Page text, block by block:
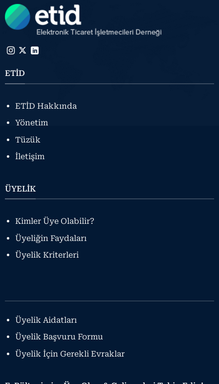
ETİD
ETİD Hakkında
Yönetim
Tüzük
İletişim
ÜYELİK
Kimler Üye Olabilir?
Üyeliğin Faydaları
Üyelik Kriterleri
Üyelik Aidatları
Üyelik Başvuru Formu
Üyelik İçin Gerekli Evraklar